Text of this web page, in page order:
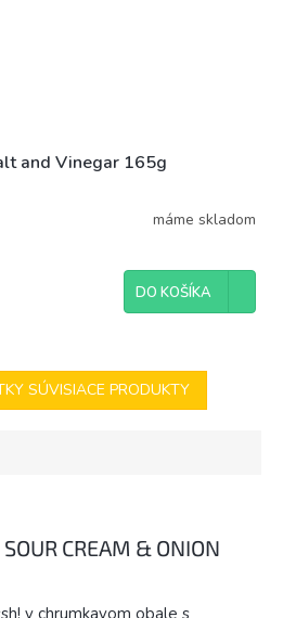
and Vinegar 165g
máme skladom
DO KOŠÍKA
SÚVISIACE PRODUKTY
CREAM & ONION